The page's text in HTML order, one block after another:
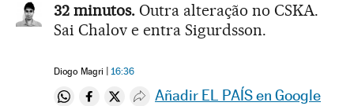
32 minutos. Outra alteração no CSKA.
Sai Chalov e entra Sigurdsson.
Diogo Magri 16:36
Añadir EL PAÍS en Google